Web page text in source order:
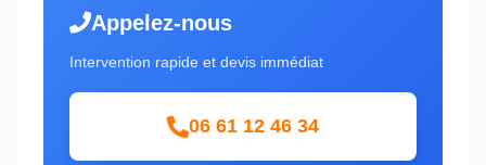
Appelez-nous
Intervention rapide et devis immédiat
06 61 12 46 34